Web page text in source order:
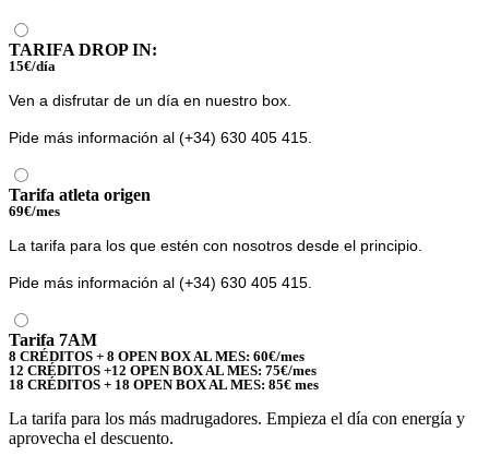
TARIFA DROP IN:
15€/día
Ven a disfrutar de un día en nuestro box.
Pide más información al (+34) 630 405 415.
Tarifa atleta origen
69€/mes
La tarifa para los que estén con nosotros desde el principio.
Pide más información al (+34) 630 405 415.
Tarifa 7AM
8 CRÉDITOS + 8 OPEN BOX AL MES: 60€/mes
12 CRÉDITOS +12 OPEN BOX AL MES: 75€/mes
18 CRÉDITOS + 18 OPEN BOX AL MES: 85€ mes
La tarifa para los más madrugadores. Empieza el día con energía y
aprovecha el descuento.